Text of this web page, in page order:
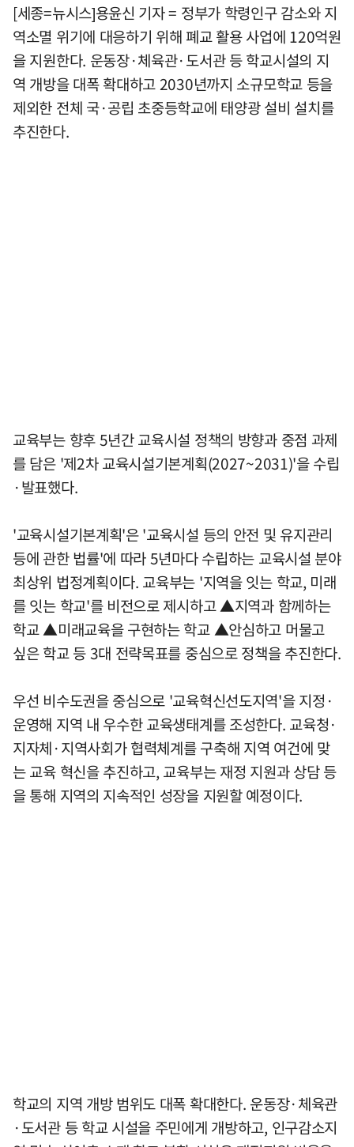
[세종=뉴시스]용윤신 기자 = 정부가 학령인구 감소와 지
역소멸 위기에 대응하기 위해 폐교 활용 사업에 120억원
을 지원한다. 운동장·체육관·도서관 등 학교시설의 지
역 개방을 대폭 확대하고 2030년까지 소규모학교 등을
제외한 전체 국·공립 초중등학교에 태양광 설비 설치를
추진한다.
교육부는 향후 5년간 교육시설 정책의 방향과 중점 과제
를 담은 '제2차 교육시설기본계획(2027~2031)'을 수립
·발표했다.
'교육시설기본계획'은 '교육시설 등의 안전 및 유지관리
등에 관한 법률'에 따라 5년마다 수립하는 교육시설 분야
최상위 법정계획이다. 교육부는 '지역을 잇는 학교, 미래
를 잇는 학교'를 비전으로 제시하고 ▲지역과 함께하는
학교 ▲미래교육을 구현하는 학교 ▲안심하고 머물고
싶은 학교 등 3대 전략목표를 중심으로 정책을 추진한다.
우선 비수도권을 중심으로 '교육혁신선도지역'을 지정·
운영해 지역 내 우수한 교육생태계를 조성한다. 교육청·
지자체·지역사회가 협력체계를 구축해 지역 여건에 맞
는 교육 혁신을 추진하고, 교육부는 재정 지원과 상담 등
을 통해 지역의 지속적인 성장을 지원할 예정이다.
학교의 지역 개방 범위도 대폭 확대한다. 운동장·체육관
·도서관 등 학교 시설을 주민에게 개방하고, 인구감소지